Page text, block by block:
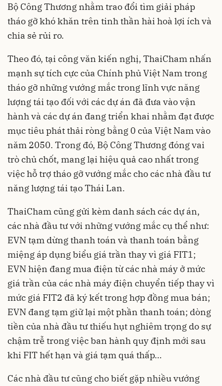
Bộ Công Thương nhằm trao đổi tìm giải pháp
tháo gỡ khó khăn trên tinh thần hài hoà lợi ích và
chia sẻ rủi ro.
Theo đó, tại công văn kiến nghị, ThaiCham nhấn
mạnh sự tích cực của Chính phủ Việt Nam trong
tháo gỡ những vướng mắc trong lĩnh vực năng
lượng tái tạo đối với các dự án đã đưa vào vận
hành và các dự án đang triển khai nhằm đạt được
mục tiêu phát thải ròng bằng 0 của Việt Nam vào
năm 2050. Trong đó, Bộ Công Thương đóng vai
trò chủ chốt, mang lại hiệu quả cao nhất trong
việc hỗ trợ tháo gỡ vướng mắc cho các nhà đầu tư
năng lượng tái tạo Thái Lan.
ThaiCham cũng gửi kèm danh sách các dự án,
các nhà đầu tư với những vướng mắc cụ thể như:
EVN tạm dừng thanh toán và thanh toán bằng
miệng áp dụng biểu giá trần thay vì giá FIT1;
EVN hiện đang mua điện từ các nhà máy ở mức
giá trần của các nhà máy điện chuyển tiếp thay vì
mức giá FIT2 đã ký kết trong hợp đồng mua bán;
EVN đang tạm giữ lại một phần thanh toán; dòng
tiền của nhà đầu tư thiếu hụt nghiêm trọng do sự
chậm trễ trong việc ban hành quy định mới sau
khi FIT hết hạn và giá tạm quá thấp…
Các nhà đầu tư cũng cho biết gặp nhiều vướng